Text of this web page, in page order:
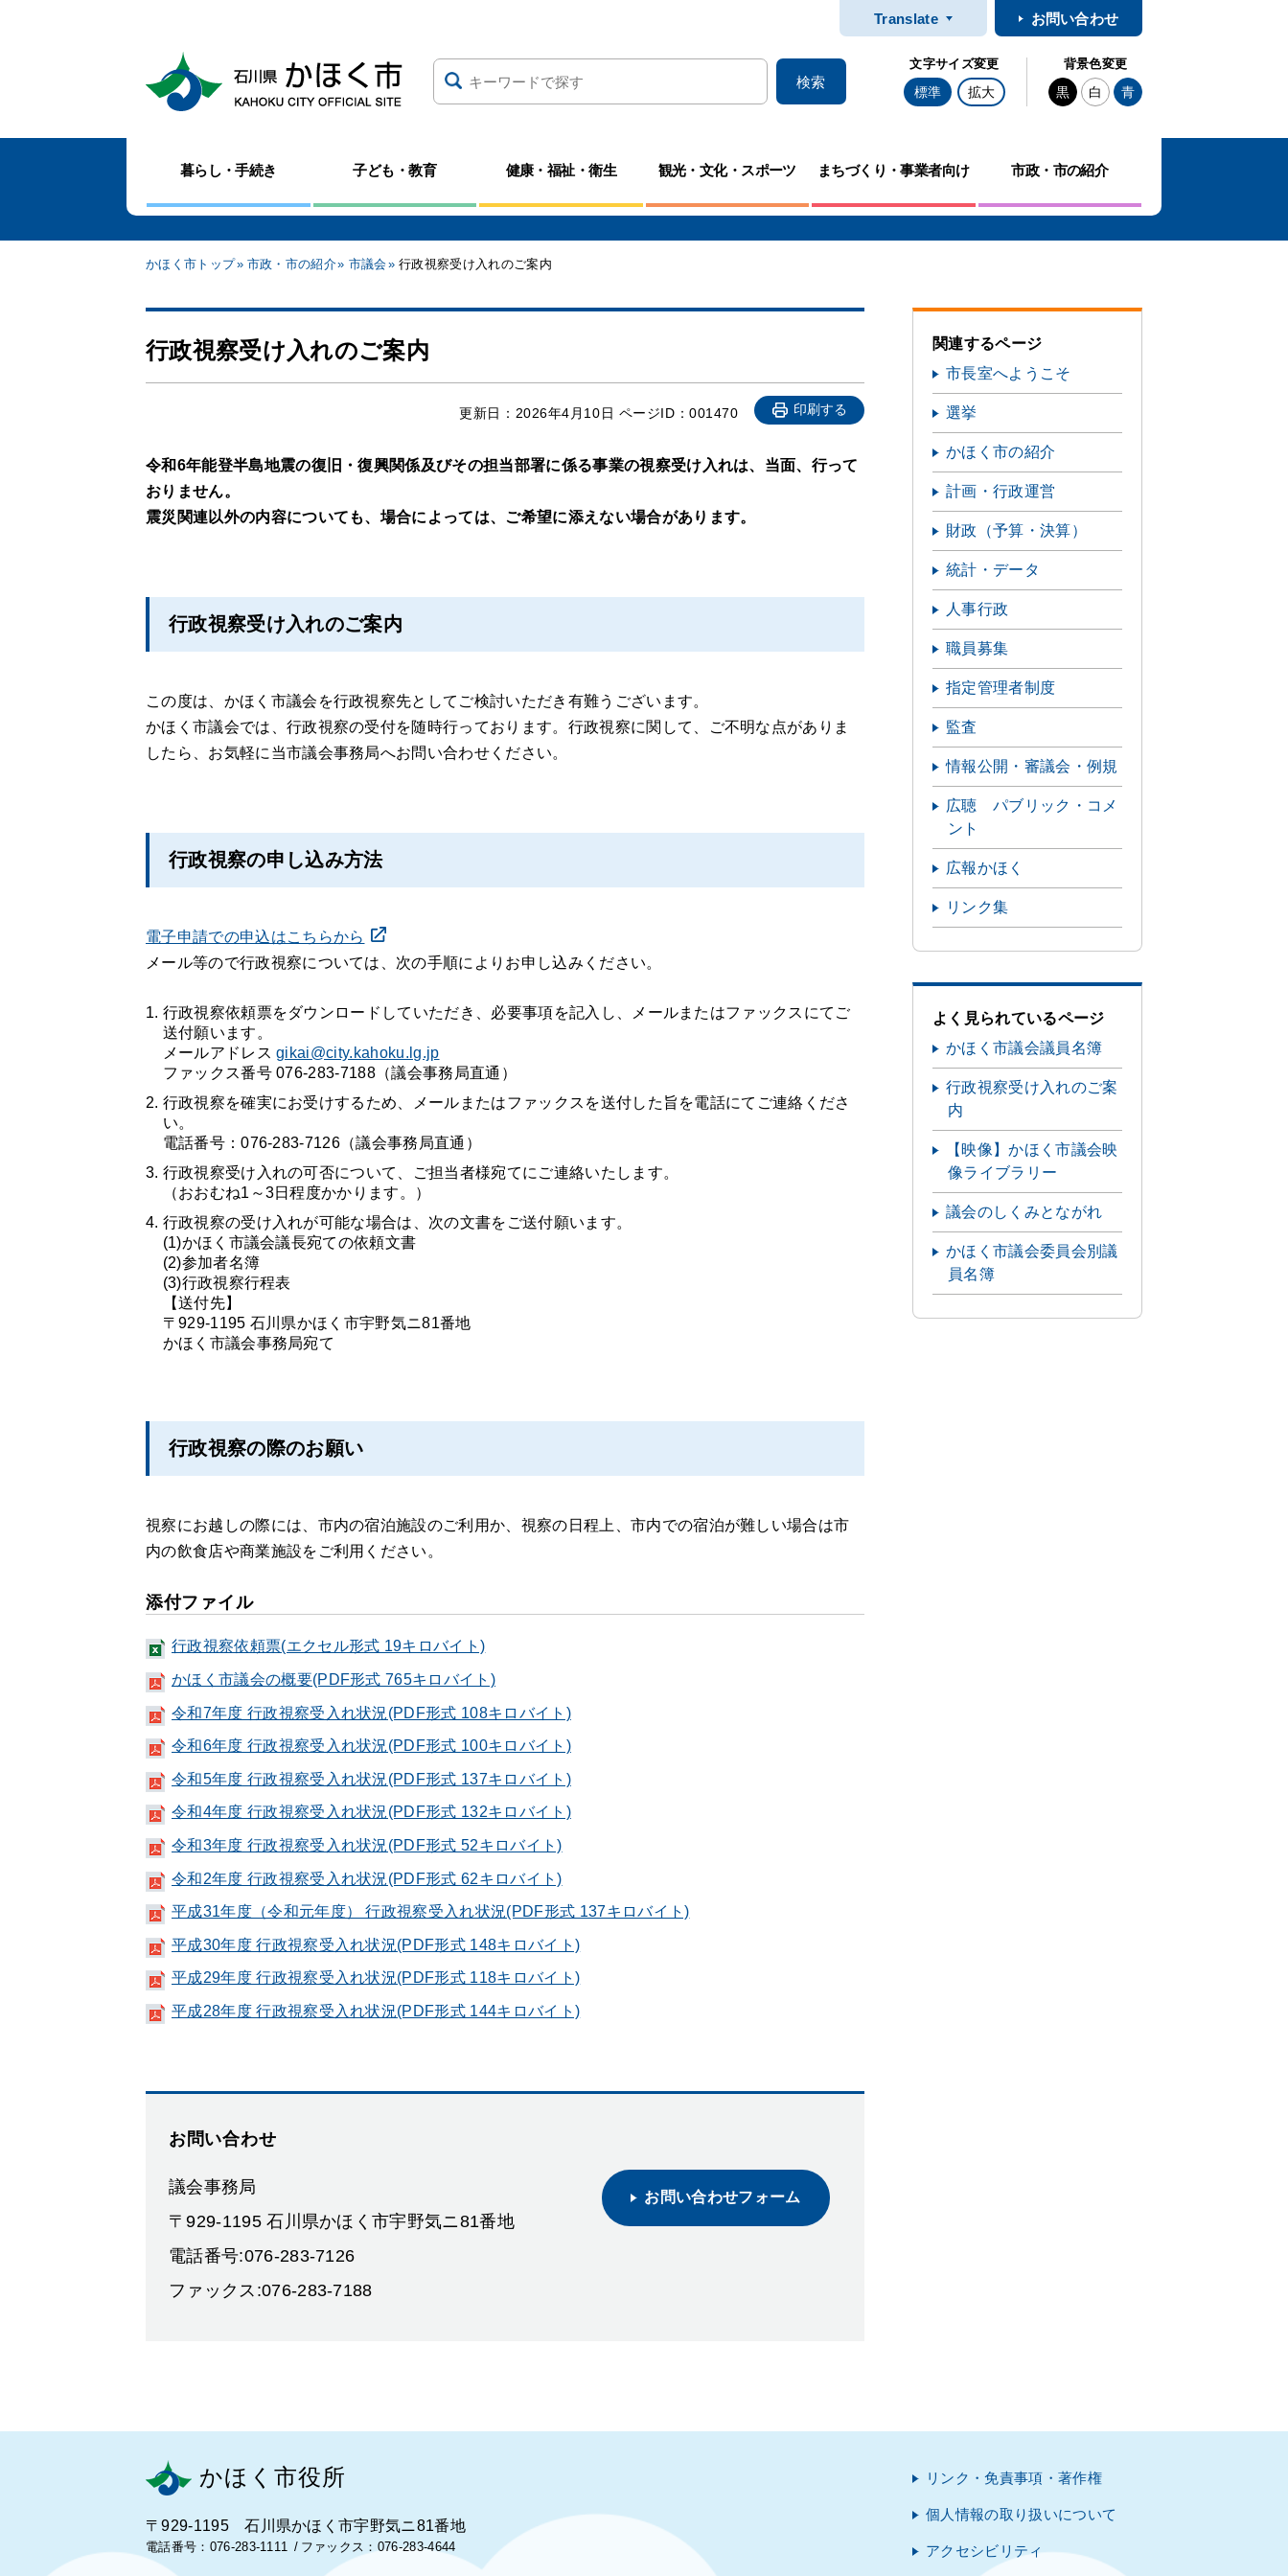
Translate
お問い合わせ
検索
文字サイズ変更
標準 拡大
背景色変更
黒 白 青
暮らし・手続き 子ども・教育 健康・福祉・衛生 観光・文化・スポーツ まちづくり・事業者向け 市政・市の紹介
かほく市トップ 市政・市の紹介 市議会 行政視察受け入れのご案内
行政視察受け入れのご案内
更新日： 2026年4月10日 ページID：001470 印刷する
令和6年能登半島地震の復旧・復興関係及びその担当部署に係る事業の視察受け入れは、当面、行って
おりません。
震災関連以外の内容についても、場合によっては、ご希望に添えない場合があります。
行政視察受け入れのご案内
この度は、かほく市議会を行政視察先としてご検討いただき有難うございます。
かほく市議会では、行政視察の受付を随時行っております。行政視察に関して、ご不明な点がありま
したら、お気軽に当市議会事務局へお問い合わせください。
行政視察の申し込み方法
電子申請での申込はこちらから
メール等ので行政視察については、次の手順によりお申し込みください。
行政視察依頼票をダウンロードしていただき、必要事項を記入し、メールまたはファックスにてご
送付願います。
メールアドレスgikai@city.kahoku.lg.jp
ファックス番号 076-283-7188（議会事務局直通）
行政視察を確実にお受けするため、メールまたはファックスを送付した旨を電話にてご連絡くださ
い。
電話番号：076-283-7126（議会事務局直通）
行政視察受け入れの可否について、ご担当者様宛てにご連絡いたします。
（おおむね1～3日程度かかります。）
行政視察の受け入れが可能な場合は、次の文書をご送付願います。
(1)かほく市議会議長宛ての依頼文書
(2)参加者名簿
(3)行政視察行程表
【送付先】
〒929-1195 石川県かほく市宇野気ニ81番地
かほく市議会事務局宛て
行政視察の際のお願い
視察にお越しの際には、市内の宿泊施設のご利用か、視察の日程上、市内での宿泊が難しい場合は市
内の飲食店や商業施設をご利用ください。
添付ファイル
行政視察依頼票(エクセル形式 19キロバイト)
かほく市議会の概要(PDF形式 765キロバイト)
令和7年度 行政視察受入れ状況(PDF形式 108キロバイト)
令和6年度 行政視察受入れ状況(PDF形式 100キロバイト)
令和5年度 行政視察受入れ状況(PDF形式 137キロバイト)
令和4年度 行政視察受入れ状況(PDF形式 132キロバイト)
令和3年度 行政視察受入れ状況(PDF形式 52キロバイト)
令和2年度 行政視察受入れ状況(PDF形式 62キロバイト)
平成31年度（令和元年度） 行政視察受入れ状況(PDF形式 137キロバイト)
平成30年度 行政視察受入れ状況(PDF形式 148キロバイト)
平成29年度 行政視察受入れ状況(PDF形式 118キロバイト)
平成28年度 行政視察受入れ状況(PDF形式 144キロバイト)
お問い合わせ
議会事務局
〒929-1195 石川県かほく市宇野気ニ81番地
電話番号:076-283-7126
ファックス:076-283-7188
お問い合わせフォーム
関連するページ
市長室へようこそ
選挙
かほく市の紹介
計画・行政運営
財政（予算・決算）
統計・データ
人事行政
職員募集
指定管理者制度
監査
情報公開・審議会・例規
広聴 パブリック・コメ
ント
広報かほく
リンク集
よく見られているページ
かほく市議会議員名簿
行政視察受け入れのご案
内
【映像】かほく市議会映
像ライブラリー
議会のしくみとながれ
かほく市議会委員会別議
員名簿
かほく市役所
〒929-1195 石川県かほく市宇野気ニ81番地
電話番号：076-283-1111 ファックス：076-283-4644
リンク・免責事項・著作権
個人情報の取り扱いについて
アクセシビリティ